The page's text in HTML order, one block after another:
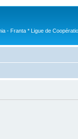
- Franta * Ligue de